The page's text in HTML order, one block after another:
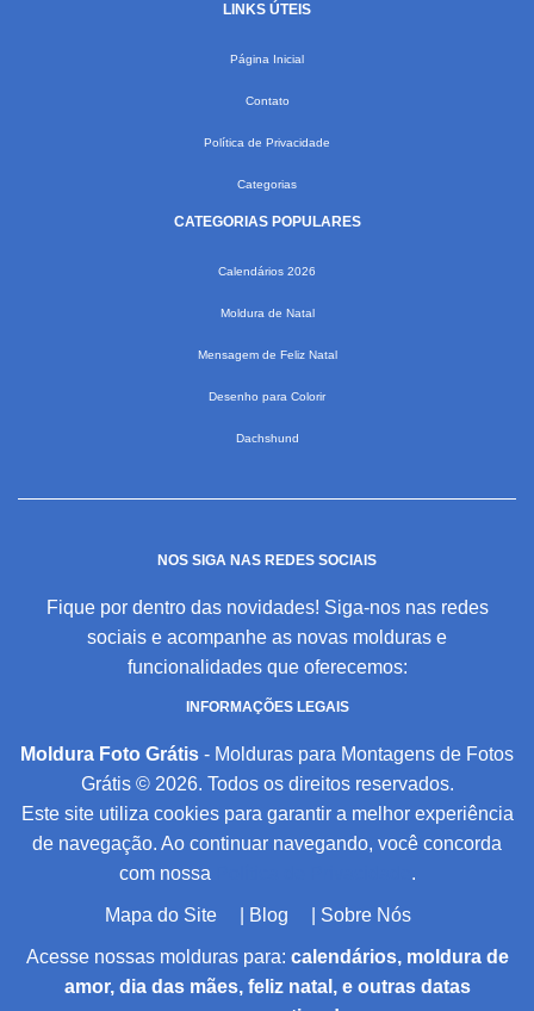
LINKS ÚTEIS
Página Inicial
Contato
Política de Privacidade
Categorias
CATEGORIAS POPULARES
Calendários 2026
Moldura de Natal
Mensagem de Feliz Natal
Desenho para Colorir
Dachshund
NOS SIGA NAS REDES SOCIAIS
Fique por dentro das novidades! Siga-nos nas redes
sociais e acompanhe as novas molduras e
funcionalidades que oferecemos:
INFORMAÇÕES LEGAIS
Moldura Foto Grátis - Molduras para Montagens de Fotos
Grátis © 2026. Todos os direitos reservados.
Este site utiliza cookies para garantir a melhor experiência
de navegação. Ao continuar navegando, você concorda
com nossa
.
Mapa do Site Blog Sobre Nós
Acesse nossas molduras para: calendários, moldura de
amor, dia das mães, feliz natal, e outras datas